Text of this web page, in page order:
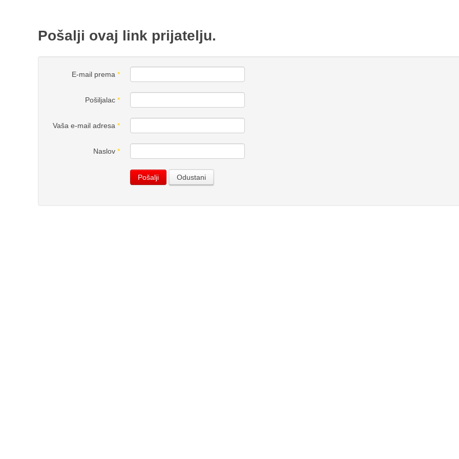
Pošalji ovaj link prijatelju.
E-mail prema *
Pošiljalac *
Vaša e-mail adresa *
Naslov *
Pošalji Odustani